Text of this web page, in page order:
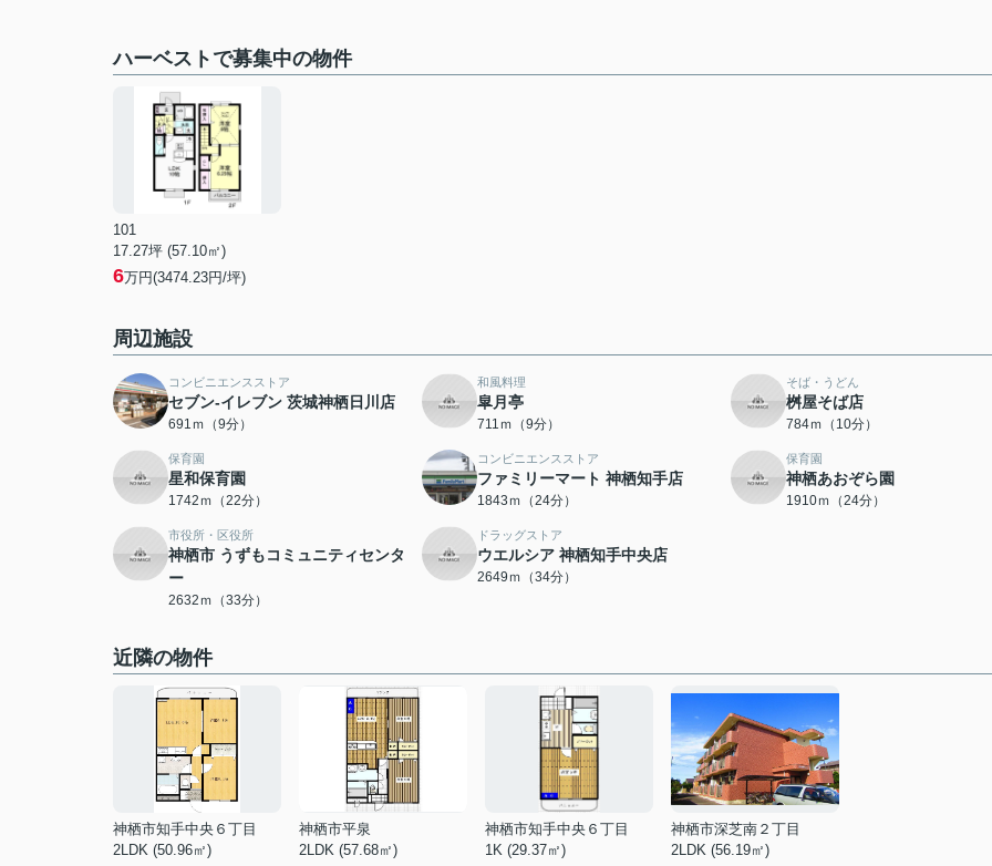
ハーベストで募集中の物件
101
17.27坪 (57.10㎡)
6万円(3474.23円/坪)
周辺施設
コンビニエンスストア
セブン‐イレブン 茨城神栖日川店
691ｍ（9分）
和風料理
皐月亭
711ｍ（9分）
そば・うどん
桝屋そば店
784ｍ（10分）
保育園
星和保育園
1742ｍ（22分）
コンビニエンスストア
ファミリーマート 神栖知手店
1843ｍ（24分）
保育園
神栖あおぞら園
1910ｍ（24分）
市役所・区役所
神栖市 うずもコミュニティセンタ
ー
2632ｍ（33分）
ドラッグストア
ウエルシア 神栖知手中央店
2649ｍ（34分）
近隣の物件
神栖市知手中央６丁目
2LDK (50.96㎡)
神栖市平泉
2LDK (57.68㎡)
神栖市知手中央６丁目
1K (29.37㎡)
神栖市深芝南２丁目
2LDK (56.19㎡)